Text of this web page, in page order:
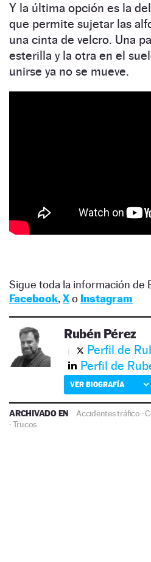
Y la última opción es la del
que permite sujetar las
una cinta de velcro. Una
esterilla y la otra en el
unirse ya no se mueve.
Sigue toda la información de
Facebook, Xo Instagram
Rubén Pérez
Perfil de
Perfil de
VER BIOGRAFÍA
ARCHIVADO EN Accidentes tráfico ·
·Trucos